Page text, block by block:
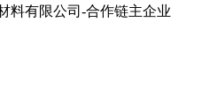
料有限公司-合作链主企业